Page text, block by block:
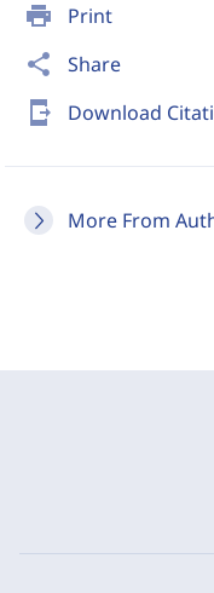
print Print
share Share
send_to_mobile Download
More From